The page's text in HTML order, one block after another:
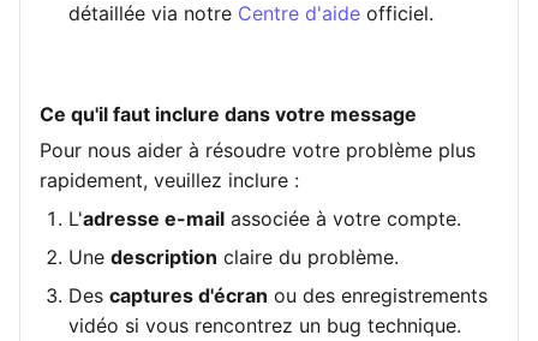
détaillée via notre Centre d'aide officiel.
Ce qu'il faut inclure dans votre message
Pour nous aider à résoudre votre problème plus
rapidement, veuillez inclure :
L'adresse e-mail associée à votre compte.
Une description claire du problème.
Des captures d'écran ou des enregistrements
vidéo si vous rencontrez un bug technique.